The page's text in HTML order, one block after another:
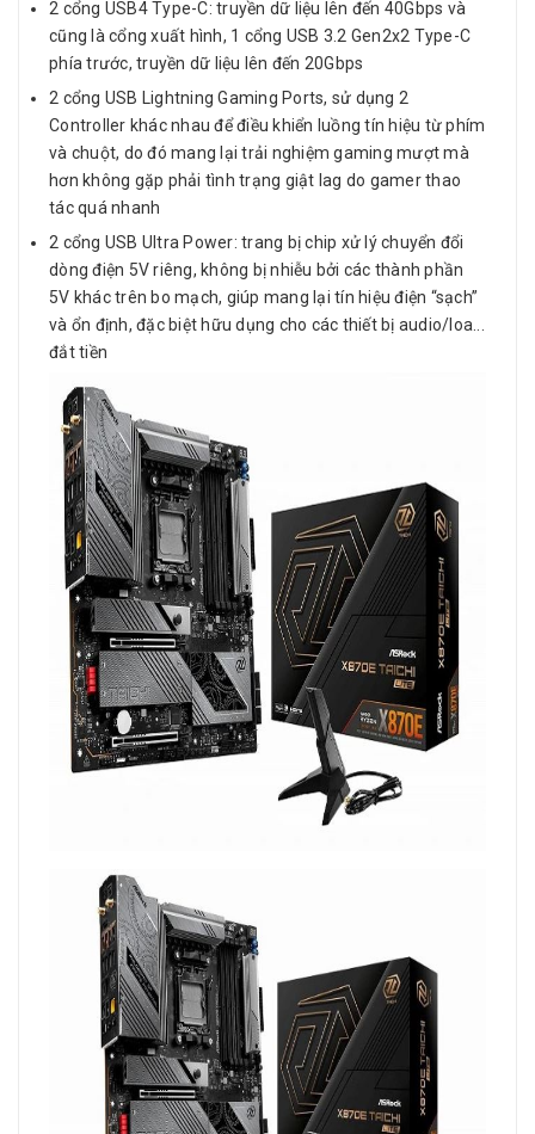
2 cổng USB4 Type-C: truyền dữ liệu lên đến 40Gbps và
cũng là cổng xuất hình, 1 cổng USB 3.2 Gen2x2 Type-C
phía trước, truyền dữ liệu lên đến 20Gbps
2 cổng USB Lightning Gaming Ports, sử dụng 2
Controller khác nhau để điều khiển luồng tín hiệu từ phím
và chuột, do đó mang lại trải nghiệm gaming mượt mà
hơn không gặp phải tình trạng giật lag do gamer thao
tác quá nhanh
2 cổng USB Ultra Power: trang bị chip xử lý chuyển đổi
dòng điện 5V riêng, không bị nhiễu bởi các thành phần
5V khác trên bo mạch, giúp mang lại tín hiệu điện “sạch”
và ổn định, đặc biệt hữu dụng cho các thiết bị audio/loa...
đắt tiền